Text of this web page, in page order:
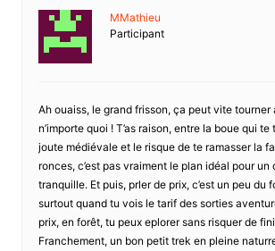
MMathieu
Participant
Ah ouaiss, le grand frisson, ça peut vite tourner
n’importe quoi ! T’as raison, entre la boue qui te
joute médiévale et le risque de te ramasser la
ronces, c’est pas vraiment le plan idéal pour un
tranquille. Et puis, prler de prix, c’est un peu du
surtout quand tu vois le tarif des sorties
prix, en forêt, tu peux eplorer sans risquer de
Franchement, un bon petit trek en pleine